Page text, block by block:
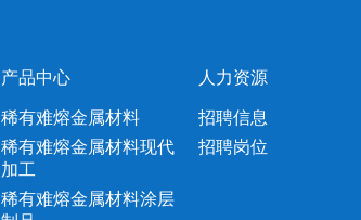
产品中心
稀有难熔金属材料
稀有难熔金属材料现代
加工
稀有难熔金属材料涂层
人力资源
招聘信息
招聘岗位